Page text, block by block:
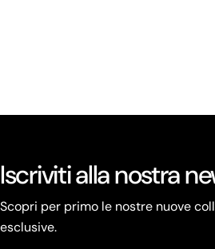
Iscriviti alla nostra
Scopri per primo le nostre nuove
esclusive.